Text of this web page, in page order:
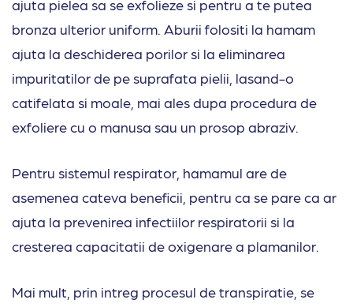
ajuta pielea sa se exfolieze si pentru a te putea
bronza ulterior uniform. Aburii folositi la hamam
ajuta la deschiderea porilor si la eliminarea
impuritatilor de pe suprafata pielii, lasand-o
catifelata si moale, mai ales dupa procedura de
exfoliere cu o manusa sau un prosop abraziv.
Pentru sistemul respirator, hamamul are de
asemenea cateva beneficii, pentru ca se pare ca ar
ajuta la prevenirea infectiilor respiratorii si la
cresterea capacitatii de oxigenare a plamanilor.
Mai mult, prin intreg procesul de transpiratie, se